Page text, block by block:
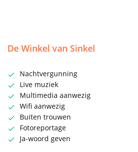
De Winkel van Sinkel
Nachtvergunning
Live muziek
Multimedia aanwezig
Wifi aanwezig
Buiten trouwen
Fotoreportage
Ja-woord geven